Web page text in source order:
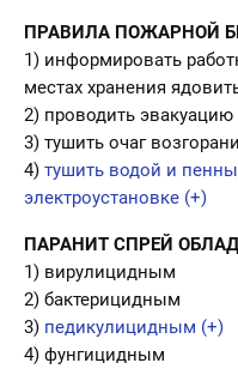
ПРАВИЛА ПОЖАРНОЙ
1) информировать
местах хранения
2) проводить
3) тушить очаг
4) тушить водой и
электроустановке (+)
ПАРАНИТ СПРЕЙ
1) вирулицидным
2) бактерицидным
3) педикулицидным (+)
4) фунгицидным